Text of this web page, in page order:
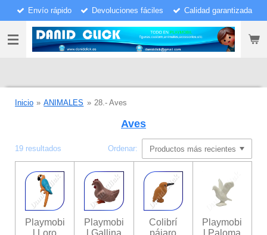
contenido
principal
Envío rápido Devoluciones fáciles Calidad garantizada
Inicio » ANIMALES » 28.- Aves
Aves
19 resultados Ordenar:
Playmobi
l Loro
Playmobi
l Gallina
Colibrí
pájaro
Playmobi
l Paloma